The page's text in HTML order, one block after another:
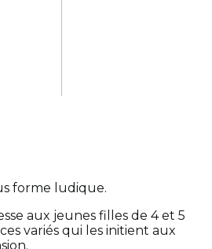
forme ludique.
aux jeunes filles de 4 et 5
variés qui les initient aux